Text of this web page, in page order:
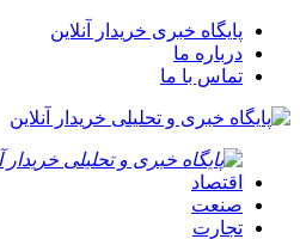
پایگاه خبری خریدار آنلاین
درباره ما
تماس با ما
اقتصاد
صنعت
تجارت